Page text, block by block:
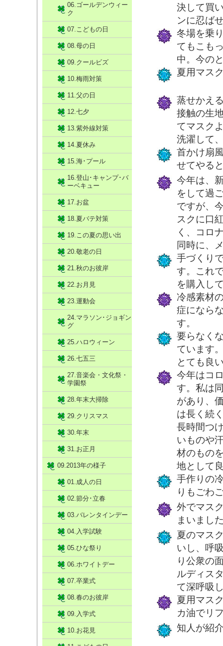
決して買
ンに忍ば
冬場を乗
てもこも
中。今の
夏用マス
蒸せかえ
接触の生
てマスク
洗濯して
首かけ扇
せてやる
今年は、
をして過
ですが、
スクに口
く、コロ
同時に、
手づくり
す。これ
を購入し
冷感素材
症になら
す。
要らなく
ています
とても良
今年はコ
す。私は
があり、
は長く続
長時間つ
いものや
材のもの
地として
手作りの
りもごわ
外でマス
まいまし
夏のマス
いし、呼
り公衆の
ルディス
て深呼吸
夏用マス
カ油でリ
知人が紹
06.ゴールデンウィー
ク
07.こどもの日
08.母の日
09.クールビズ
10.梅雨対策
11.父の日
12.七夕
13.紫外線対策
14.夏休み
15.海･プール
16.登山･キャンプ･バ
ーベキュー
17.お盆
18.夏バテ対策
19.この夏の思い出
20.敬老の日
21.秋のお彼岸
22.お月見
23.運動会
24.マラソン･ジョギン
グ
25.ハロウィーン
26.七五三
27.音楽会・文化祭・
学園祭
28.年末大掃除
29.クリスマス
30.年末
31.お正月
09.2013年の様子
01.成人の日
02.節分･立春
03.バレンタインデー
04.入学試験
05.ひな祭り
06.ホワイトデー
07.卒業式
08.春のお彼岸
09.入学式
10.お花見